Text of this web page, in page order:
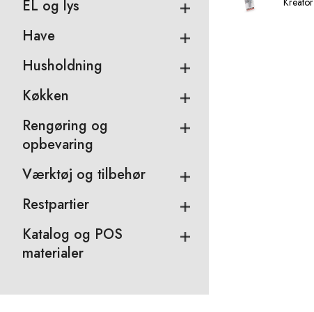
EL og lys
Have
Husholdning
Køkken
Rengøring og
opbevaring
Værktøj og tilbehør
Restpartier
Katalog og POS
materialer